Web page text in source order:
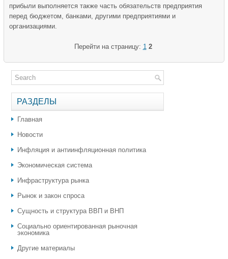
прибыли выполняется также часть обязательств предприятия
перед бюджетом, банками, другими предприятиями и
организациями.
Перейти на страницу: 1 2
РАЗДЕЛЫ
Главная
Новости
Инфляция и антиинфляционная политика
Экономическая система
Инфраструктура рынка
Рынок и закон спроса
Сущность и структура ВВП и ВНП
Социально ориентированная рыночная
экономика
Другие материалы